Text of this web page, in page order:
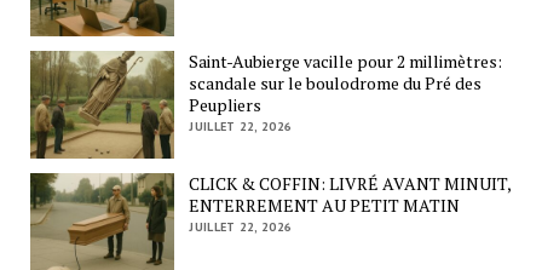
Saint-Aubierge vacille pour 2 millimètres:
scandale sur le boulodrome du Pré des
Peupliers
JUILLET 22, 2026
CLICK & COFFIN: LIVRÉ AVANT MINUIT,
ENTERREMENT AU PETIT MATIN
JUILLET 22, 2026